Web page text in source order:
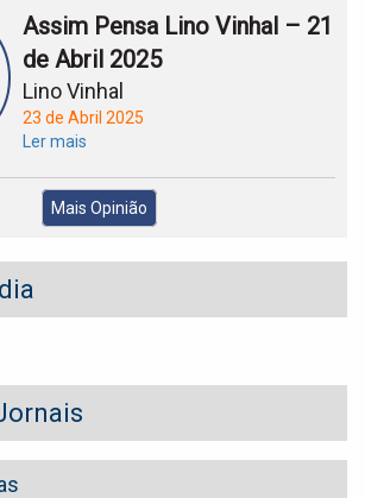
Assim Pensa Lino Vinhal – 21
de Abril 2025
Lino Vinhal
23 de Abril 2025
Ler mais
Mais Opinião